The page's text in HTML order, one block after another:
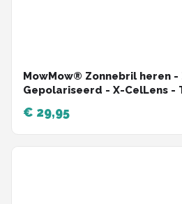
MowMow® Zonnebril heren
Gepolariseerd - X-CelLens -
€ 29,95